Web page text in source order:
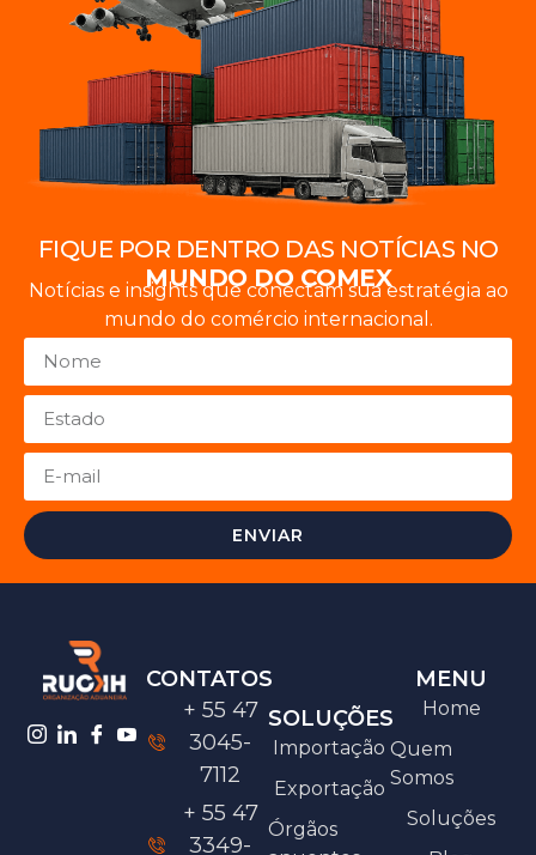
FIQUE POR DENTRO DAS NOTÍCIAS NO
MUNDO DO COMEX
Notícias e insights que conectam sua estratégia ao
mundo do comércio internacional.
ENVIAR
CONTATOS
+ 55 47
3045-
7112
+ 55 47
3349-
SOLUÇÕES
Importação
Exportação
Órgãos
MENU
Home
Quem
Somos
Soluções